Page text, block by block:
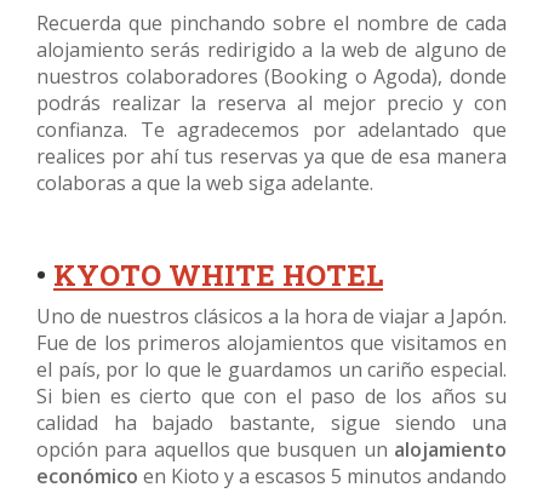
Recuerda que pinchando sobre el nombre de cada
alojamiento serás redirigido a la web de alguno de
nuestros colaboradores (Booking o Agoda), donde
podrás realizar la reserva al mejor precio y con
confianza. Te agradecemos por adelantado que
realices por ahí tus reservas ya que de esa manera
colaboras a que la web siga adelante.
• KYOTO WHITE HOTEL
Uno de nuestros clásicos a la hora de viajar a Japón.
Fue de los primeros alojamientos que visitamos en
el país, por lo que le guardamos un cariño especial.
Si bien es cierto que con el paso de los años su
calidad ha bajado bastante, sigue siendo una
opción para aquellos que busquen un alojamiento
económico en Kioto y a escasos 5 minutos andando